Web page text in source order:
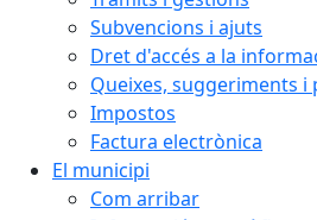
Subvencions i ajuts
Dret d'accés a la
Queixes, suggeriments i
Impostos
Factura electrònica
El municipi
Com arribar